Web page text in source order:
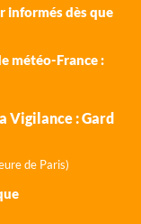
informés dès que
météo-France :
Vigilance : Gard
de Paris)